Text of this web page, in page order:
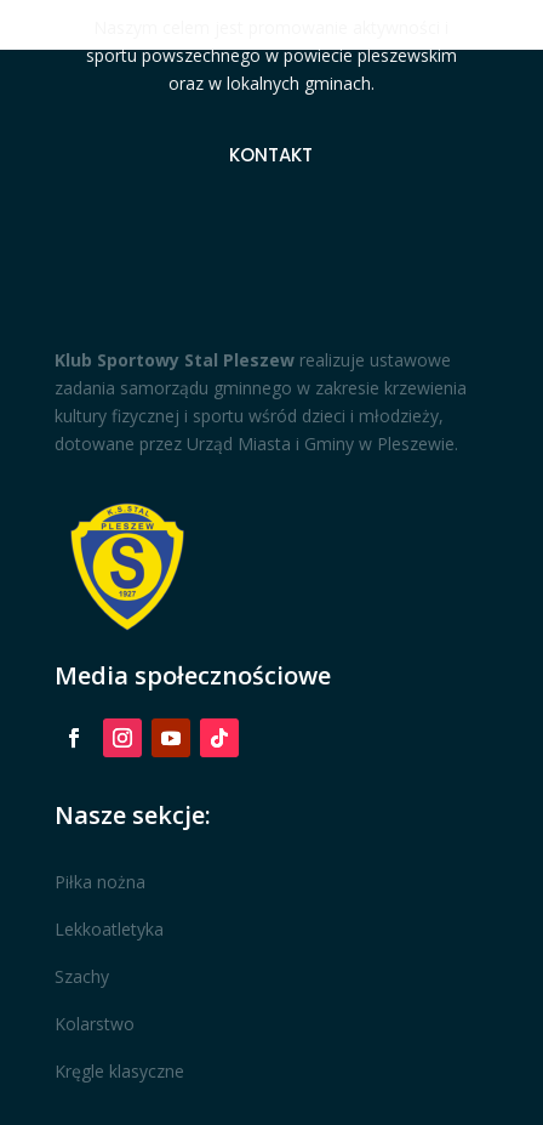
sportu powszechnego w powiecie pleszewskim
oraz w lokalnych gminach.
KONTAKT
Klub Sportowy Stal Pleszewrealizuje ustawowe
zadania samorządu gminnego w zakresie krzewienia
kultury fizycznej i sportu wśród dzieci i młodzieży,
dotowane przez Urząd Miasta i Gminy w Pleszewie.
Media społecznościowe
Nasze sekcje:
Piłka nożna
Lekkoatletyka
Szachy
Kolarstwo
Kręgle klasyczne